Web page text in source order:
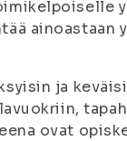
ja
ovat